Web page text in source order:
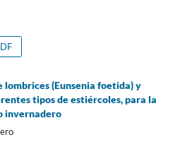
lombrices (Eunsenia foetida) y
tipos de estiércoles, para la
invernadero